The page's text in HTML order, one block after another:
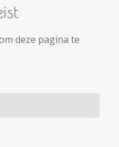
deze pagina te